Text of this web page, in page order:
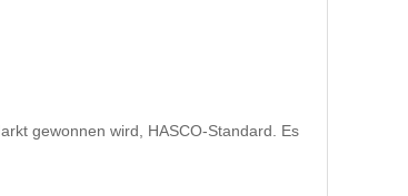
gewonnen wird, HASCO-Standard. Es